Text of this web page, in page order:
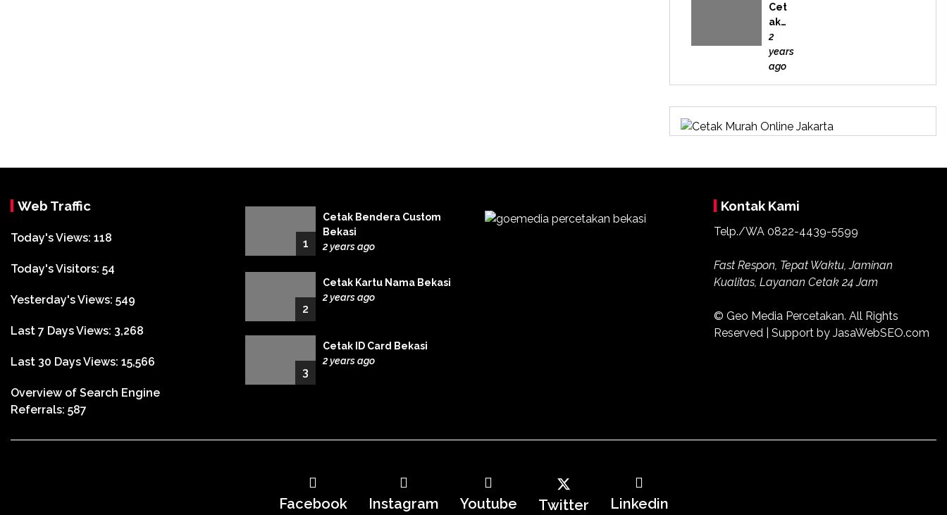
Cet
ak
Buk
u
Bek
2
years
ago
Web Traffic
Today's Views: 118
Today's Visitors: 54
Yesterday's Views: 549
Last 7 Days Views: 3,268
Last 30 Days Views: 15,566
Overview of Search Engine
Referrals: 587
1
Cetak Bendera Custom
Bekasi
2 years ago
2
Cetak Kartu Nama Bekasi
2 years ago
3
Cetak ID Card Bekasi
2 years ago
Kontak Kami
Telp./WA 0822-4439-5599
Fast Respon, Tepat Waktu, Jaminan
Kualitas, Layanan Cetak 24 Jam
© Geo Media Percetakan. All Rights
Reserved | Support by JasaWebSEO.com
Facebook Instagram Youtube Twitter Linkedin